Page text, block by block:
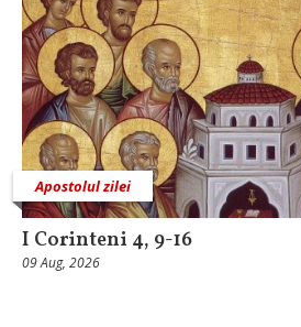
Apostolul zilei
I Corinteni 4, 9-16
09 Aug, 2026